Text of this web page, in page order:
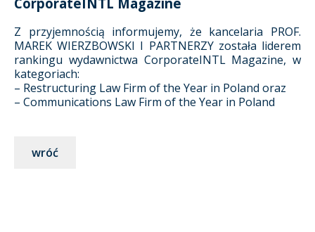
Z przyjemnością informujemy, że kancelaria PROF.
MAREK WIERZBOWSKI I PARTNERZY została liderem
rankingu wydawnictwa CorporateINTL Magazine, w
kategoriach:
– Restructuring Law Firm of the Year in Poland oraz
– Communications Law Firm of the Year in Poland
wróć